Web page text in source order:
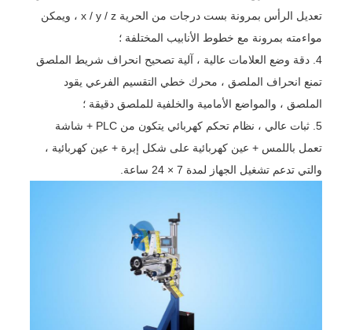
تعديل الرأس بمرونة بست درجات من الحرية x / y / z ، ويمكن
مواءمته بمرونة مع خطوط الأنابيب المختلفة ؛
4. دقة وضع العلامات عالية ، آلية تصحيح انحراف شريط الملصق
تمنع انحراف الملصق ، محرك خطي التقسيم الفرعي يقود
الملصق ، والمواضع الأمامية والخلفية للملصق دقيقة ؛
5. ثبات عالي ، نظام تحكم كهربائي يتكون من PLC + شاشة
تعمل باللمس + عين كهربائية على شكل إبرة + عين كهربائية ،
والتي تدعم تشغيل الجهاز لمدة 7 × 24 ساعة.